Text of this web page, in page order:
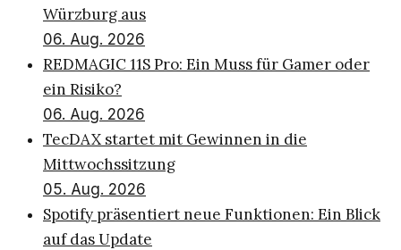
Würzburg aus
06. Aug. 2026
REDMAGIC 11S Pro: Ein Muss für Gamer oder
ein Risiko?
06. Aug. 2026
TecDAX startet mit Gewinnen in die
Mittwochssitzung
05. Aug. 2026
Spotify präsentiert neue Funktionen: Ein Blick
auf das Update